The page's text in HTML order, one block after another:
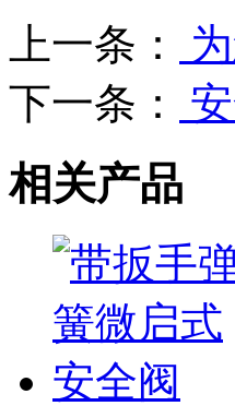
上一条：
下一条：
相关产品